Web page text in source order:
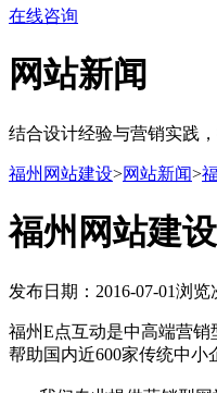
在线咨询
网站新闻
结合设计经验与营销实践
福州网站建设>网站新闻>
福州网站建
发布日期：2016-07-01浏览
福州E点互动是中高端营
帮助国内近600家传统中小